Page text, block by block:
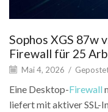
Sophos XGS 87w
Firewall für 25
Mai 4, 2026 /
Eine Desktop-Firewall
liefert mit aktiver SSL-